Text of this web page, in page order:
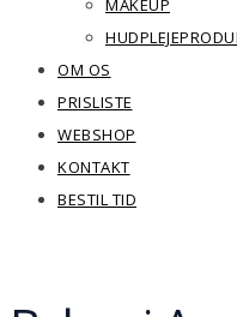
MAKEUP
OM OS
PRISLISTE
WEBSHOP
KONTAKT
BESTIL TID